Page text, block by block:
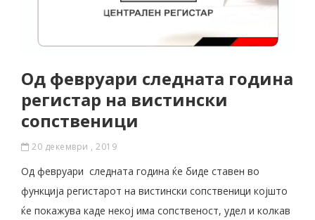
Од февруари следната година
регистар на вистински
сопственици
20 декември , 2019
Од февруари следната година ќе биде ставен во
функција регистарот на вистински сопственици којшто
ќе покажува каде некој има сопственост, удел и колкав